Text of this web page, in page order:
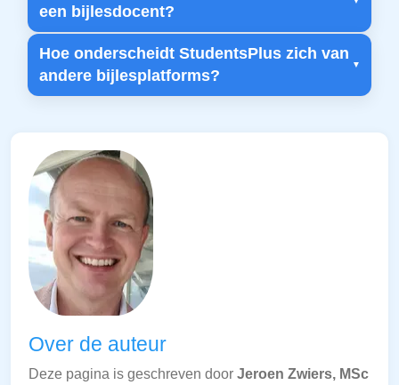
een bijlesdocent?
Hoe onderscheidt StudentsPlus zich van
andere bijlesplatforms?
Over de auteur
Deze pagina is geschreven door Jeroen Zwiers, MSc